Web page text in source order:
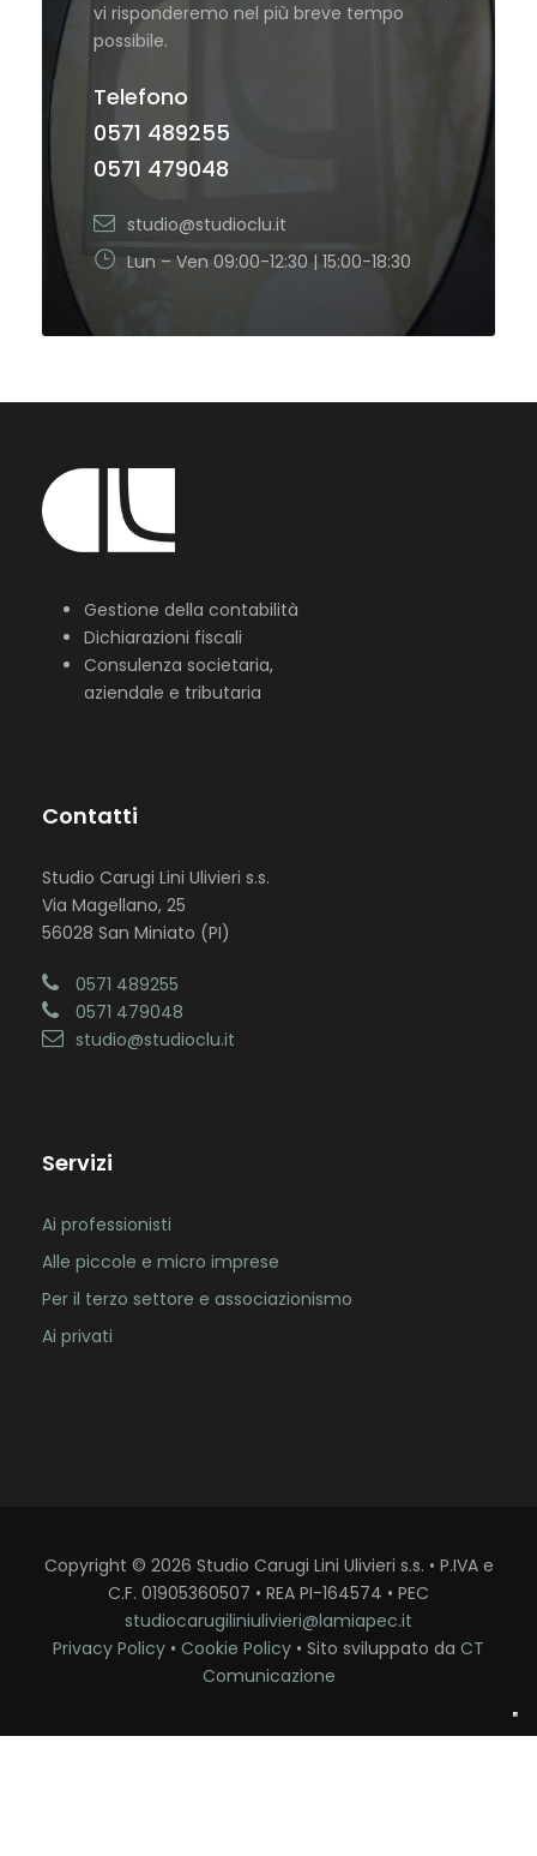
vi risponderemo nel più breve tempo
possibile.
Telefono
0571 489255
0571 479048
studio@studioclu.it
Lun – Ven 09:00-12:30 | 15:00-18:30
Gestione della contabilità
Dichiarazioni fiscali
Consulenza societaria,
aziendale e tributaria
Contatti
Studio Carugi Lini Ulivieri s.s.
Via Magellano, 25
56028 San Miniato (PI)
0571 489255
0571 479048
studio@studioclu.it
Servizi
Ai professionisti
Alle piccole e micro imprese
Per il terzo settore e associazionismo
Ai privati
Copyright © 2026 Studio Carugi Lini Ulivieri s.s. • P.IVA e
C.F. 01905360507 • REA PI-164574 • PEC
studiocarugiliniulivieri@lamiapec.it
Privacy Policy • Cookie Policy • Sito sviluppato da CT
Comunicazione